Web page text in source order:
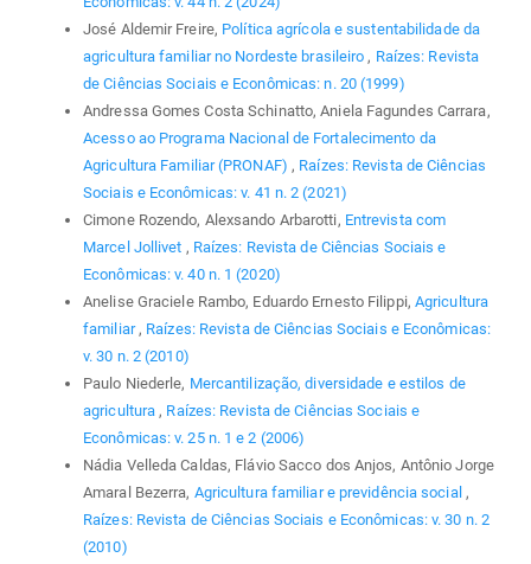
José Aldemir Freire, Política agrícola e sustentabilidade da
agricultura familiar no Nordeste brasileiro, Raízes: Revista
de Ciências Sociais e Econômicas: n. 20 (1999)
Andressa Gomes Costa Schinatto, Aniela Fagundes Carrara,
Acesso ao Programa Nacional de Fortalecimento da
Agricultura Familiar (PRONAF), Raízes: Revista de Ciências
Sociais e Econômicas: v. 41 n. 2 (2021)
Cimone Rozendo, Alexsando Arbarotti, Entrevista com
Marcel Jollivet , Raízes: Revista de Ciências Sociais e
Econômicas: v. 40 n. 1 (2020)
Anelise Graciele Rambo, Eduardo Ernesto Filippi, Agricultura
familiar, Raízes: Revista de Ciências Sociais e Econômicas:
v. 30 n. 2 (2010)
Paulo Niederle, Mercantilização, diversidade e estilos de
agricultura, Raízes: Revista de Ciências Sociais e
Econômicas: v. 25 n. 1 e 2 (2006)
Nádia Velleda Caldas, Flávio Sacco dos Anjos, Antônio Jorge
Amaral Bezerra, Agricultura familiar e previdência social ,
Raízes: Revista de Ciências Sociais e Econômicas: v. 30 n. 2
(2010)